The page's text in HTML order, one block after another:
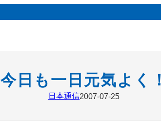
今日も一日元気よく！
日本通信2007-07-25